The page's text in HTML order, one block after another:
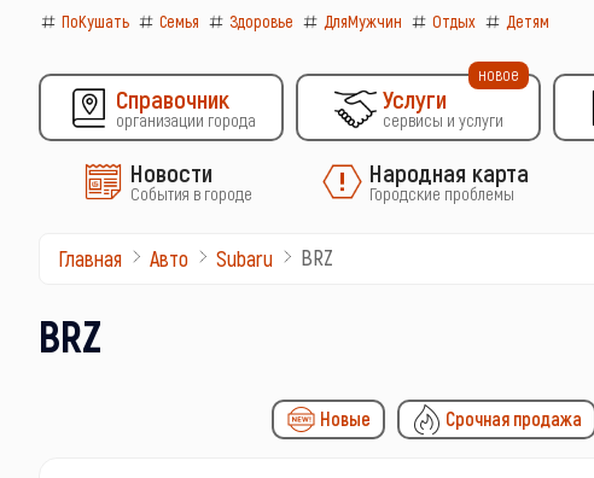
ПоКушать Семья Здоровье ДляМужчин Отдых Детям
Справочник
организации города
Услуги
сервисы и услуги
новое
Новости
События в городе
Народная карта
Городские проблемы
Главная Авто Subaru BRZ
BRZ
Новые Срочная продажа